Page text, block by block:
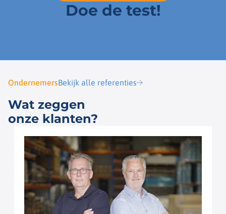
Doe de test!
OndernemersBekijk alle referenties
Wat zeggen
onze klanten?